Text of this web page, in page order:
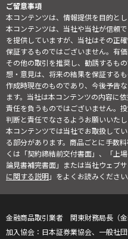
ご留意事項
本コンテンツは、情報提供を目的とし
本コンテンツは、当社や当社が信頼
を提供していますが、当社はその正
保証するものではございません。有
その他の取引を推奨し、勧誘するも
想・意見は、将来の結果を保証する
作成時現在のものであり、今後予告
ます。当社は本コンテンツの内容に
責任を負うものではございません。
判断と責任でなさるようお願いいたし
本コンテンツでは当社でお取扱して
る部分があります。商品ごとに手数
くは「契約締結前交付書面」、「上
論見書補完書面」または当社ウェブ
に関する説明」をよくお読みください
金融商品取引業者 関東財務局長（
日本証券業協会、一般社